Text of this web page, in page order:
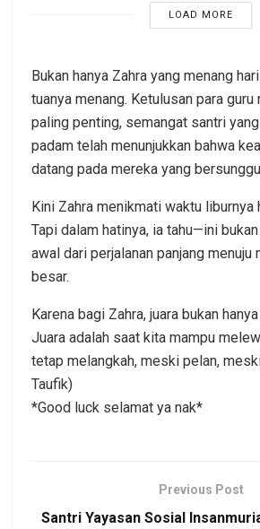
LOAD MORE
Bukan hanya Zahra yang menang
tuanya menang. Ketulusan para guru
paling penting, semangat santri
padam telah menunjukkan bahwa
datang pada mereka yang
Kini Zahra menikmati waktu liburnya
Tapi dalam hatinya, ia tahu—ini
awal dari perjalanan panjang
besar.
Karena bagi Zahra, juara bukan
Juara adalah saat kita mampu
tetap melangkah, meski pelan,
Taufik)
*Good luck selamat ya nak*
Previous Post
Santri Yayasan Sosial